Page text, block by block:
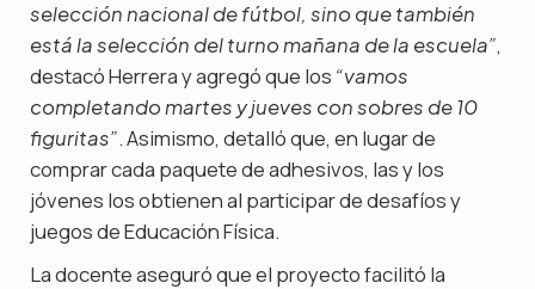
selección nacional de fútbol, sino que también
está la selección del turno mañana de la escuela”,
destacó Herrera y agregó que los “vamos
completando martes y jueves con sobres de 10
figuritas”. Asimismo, detalló que, en lugar de
comprar cada paquete de adhesivos, las y los
jóvenes los obtienen al participar de desafíos y
juegos de Educación Física.
La docente aseguró que el proyecto facilitó la